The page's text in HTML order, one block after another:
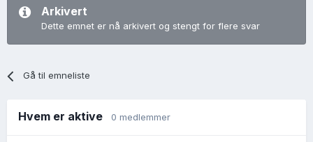
Arkivert
Dette emnet er nå arkivert og stengt for flere svar
Gå til emneliste
Hvem er aktive 0 medlemmer